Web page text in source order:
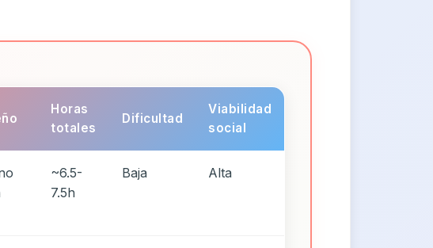
Horas
totales
Dificultad
Viabilidad
social
~6.5-
7.5h
Baja Alta